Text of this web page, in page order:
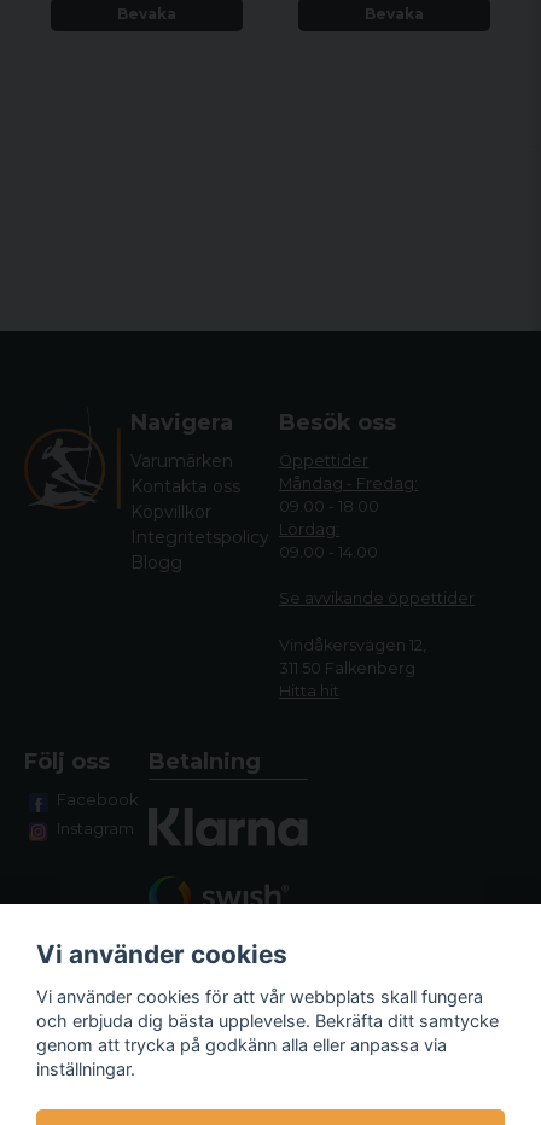
Bevaka Bevaka
Navigera
Varumärken
Kontakta oss
Köpvillkor
Integritetspolicy
Blogg
Besök oss
Öppettider
Måndag - Fredag:
09.00 - 18.00
Lördag:
09.00 - 14.00
Se avvikande öppettider
Vindåkersvägen 12,
311 50 Falkenberg
Hitta hit
Följ oss
Facebook
Instagram
Betalning
Fraktalternativ
Vi använder cookies
Vi använder cookies för att vår webbplats skall fungera
och erbjuda dig bästa upplevelse. Bekräfta ditt samtycke
genom att trycka på godkänn alla eller anpassa via
inställningar.